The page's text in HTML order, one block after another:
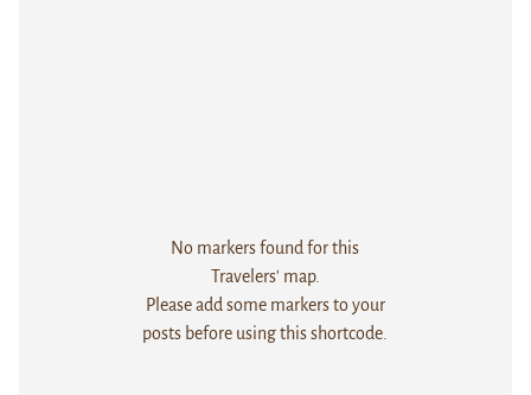
No markers found for this
Travelers' map.
Please add some markers to your
posts before using this shortcode.